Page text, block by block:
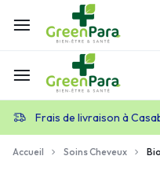
Frais de livraison à
Accueil Soins Cheveux